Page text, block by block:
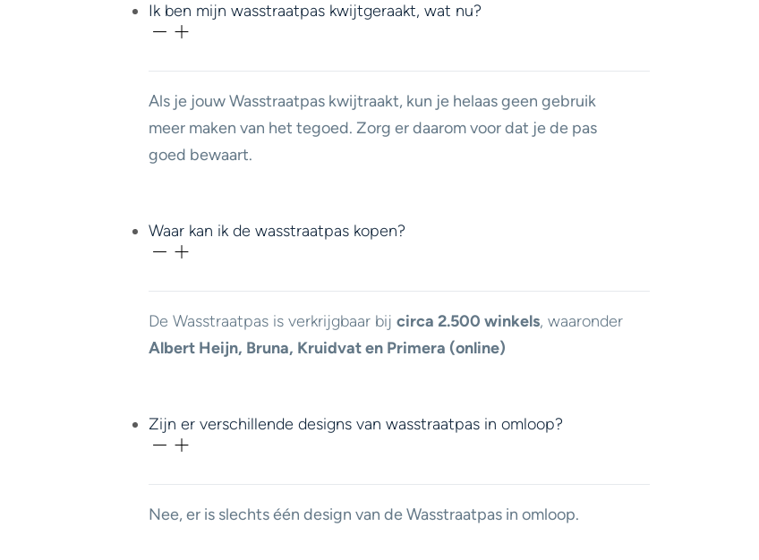
Ik ben mijn wasstraatpas kwijtgeraakt, wat nu?
Als je jouw Wasstraatpas kwijtraakt, kun je helaas geen gebruik
meer maken van het tegoed. Zorg er daarom voor dat je de pas
goed bewaart.
Waar kan ik de wasstraatpas kopen?
De Wasstraatpas is verkrijgbaar bij circa 2.500 winkels, waaronder
Albert Heijn, Bruna, Kruidvat en Primera (online)
Zijn er verschillende designs van wasstraatpas in omloop?
Nee, er is slechts één design van de Wasstraatpas in omloop.